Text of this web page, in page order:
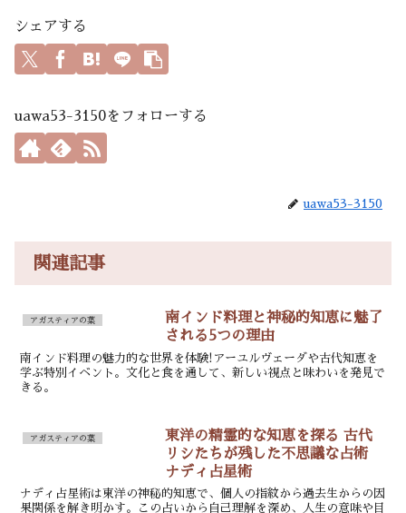
シェアする
uawa53-3150をフォローする
uawa53-3150
関連記事
アガスティアの葉
南インド料理と神秘的知恵に魅了
される5つの理由
南インド料理の魅力的な世界を体験!アーユルヴェーダや古代知恵を
学ぶ特別イベント。文化と食を通して、新しい視点と味わいを発見で
きる。
アガスティアの葉
東洋の精霊的な知恵を探る 古代
リシたちが残した不思議な占術
ナディ占星術
ナディ占星術は東洋の神秘的知恵で、個人の指紋から過去生からの因
果関係を解き明かす。この占いから自己理解を深め、人生の意味や目